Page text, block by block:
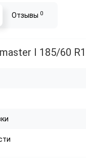
Отзывы 0
I 185/60